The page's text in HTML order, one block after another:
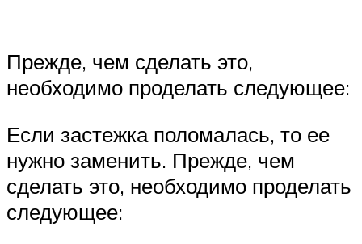
Прежде, чем сделать это,
необходимо проделать следующее:
Если застежка поломалась, то ее
нужно заменить. Прежде, чем
сделать это, необходимо проделать
следующее: